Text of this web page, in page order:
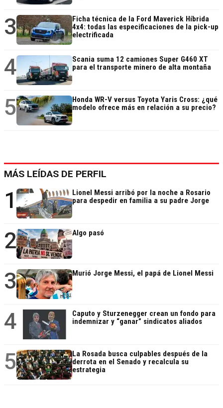
3
Ficha técnica de la Ford Maverick Híbrida
4x4: todas las especificaciones de la pick-up
electrificada
4
Scania suma 12 camiones Super G460 XT
para el transporte minero de alta montaña
5
Honda WR-V versus Toyota Yaris Cross: ¿qué
modelo ofrece más en relación a su precio?
MÁS LEÍDAS DE PERFIL
1
Lionel Messi arribó por la noche a Rosario
para despedir en familia a su padre Jorge
2 Algo pasó
3 Murió Jorge Messi, el papá de Lionel Messi
4
Caputo y Sturzenegger crean un fondo para
indemnizar y “ganar” sindicatos aliados
5
La Rosada busca culpables después de la
derrota en el Senado y recalcula su
estrategia